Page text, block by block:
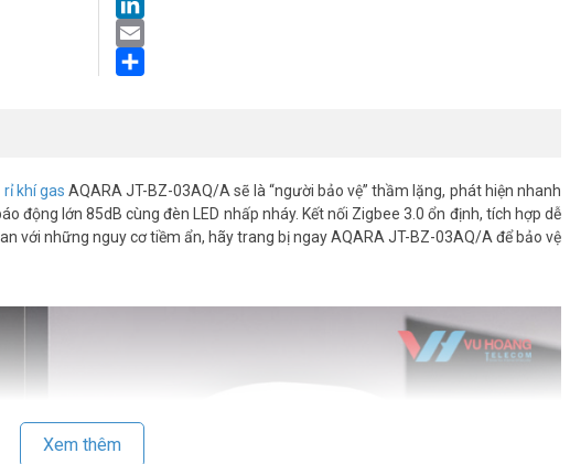
LinkedIn
Email
khí gas AQARA JT-BZ-03AQ/A sẽ là “người bảo vệ” thầm lặng, phát hiện nhanh
động lớn 85dB cùng đèn LED nhấp nháy. Kết nối Zigbee 3.0 ổn định, tích hợp dễ
với những nguy cơ tiềm ẩn, hãy trang bị ngay AQARA JT-BZ-03AQ/A để bảo vệ
Xem thêm